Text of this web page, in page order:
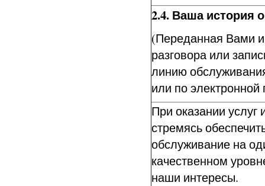
2.4. Ваша история
(Переданная Вами
разговора или
линию
или по электронной
При оказании
стремясь
обслуживание на
качественном
наши интересы.